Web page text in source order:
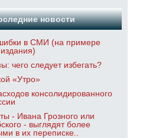
новости
в СМИ (на примере
чего следует избегать?
«Утро»
консолидированного
- Ивана Грозного или
- выглядят более
в их переписке..